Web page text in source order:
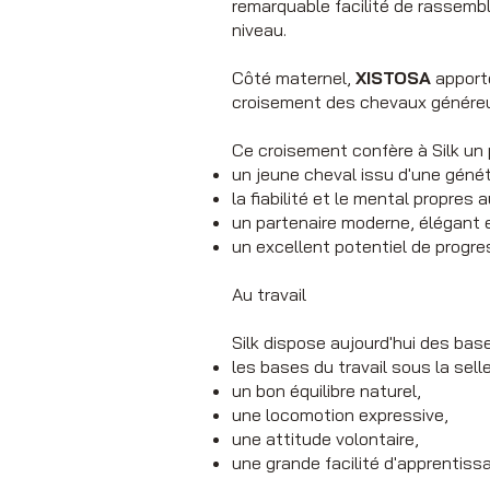
remarquable facilité de
niveau.
Côté maternel, XISTOSA
croisement des chevaux
Ce croisement confère à Silk
un jeune cheval issu d'une
la fiabilité et le mental propres
un partenaire moderne, élégant
un excellent potentiel de
Au travail
Silk dispose aujourd'hui des
les bases du travail sous la
un bon équilibre naturel,
une locomotion expressive,
une attitude volontaire,
une grande facilité